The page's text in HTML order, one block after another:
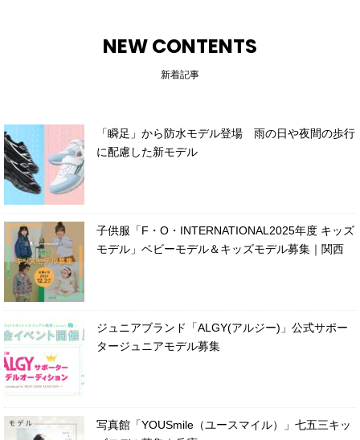
NEW CONTENTS
新着記事
「瞬足」から防水モデル登場 雨の日や夜間の歩行
に配慮した新モデル
子供服「F・O・INTERNATIONAL2025年度 キッズ
モデル」ベビーモデル＆キッズモデル募集｜関西
ジュニアブランド「ALGY(アルジー)」公式サポー
タージュニアモデル募集
写真館「YOUSmile（ユースマイル）」七五三キッ